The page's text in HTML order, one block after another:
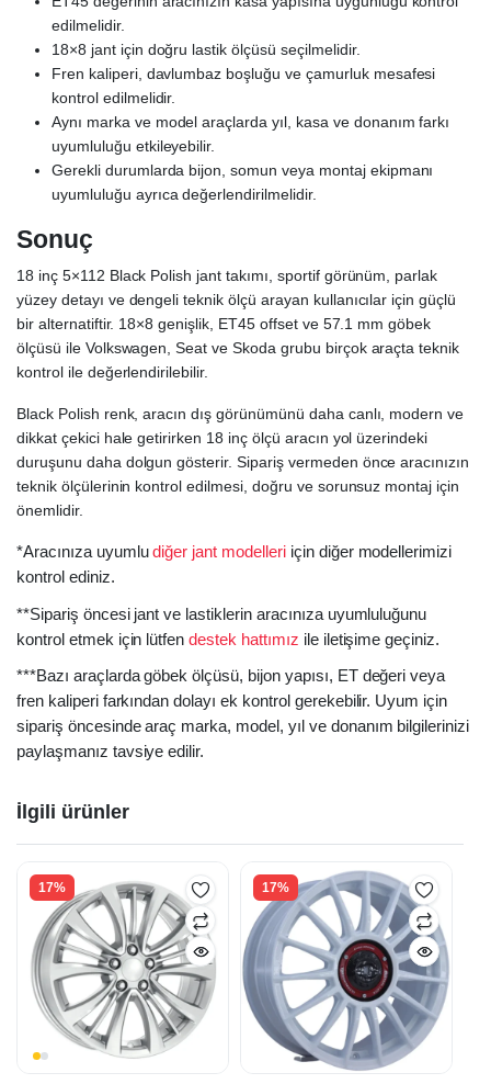
edilmelidir.
18×8 jant için doğru lastik ölçüsü seçilmelidir.
Fren kaliperi, davlumbaz boşluğu ve çamurluk mesafesi
kontrol edilmelidir.
Aynı marka ve model araçlarda yıl, kasa ve donanım farkı
uyumluluğu etkileyebilir.
Gerekli durumlarda bijon, somun veya montaj ekipmanı
uyumluluğu ayrıca değerlendirilmelidir.
Sonuç
18 inç 5×112 Black Polish jant takımı, sportif görünüm, parlak
yüzey detayı ve dengeli teknik ölçü arayan kullanıcılar için güçlü
bir alternatiftir. 18×8 genişlik, ET45 offset ve 57.1 mm göbek
ölçüsü ile Volkswagen, Seat ve Skoda grubu birçok araçta teknik
kontrol ile değerlendirilebilir.
Black Polish renk, aracın dış görünümünü daha canlı, modern ve
dikkat çekici hale getirirken 18 inç ölçü aracın yol üzerindeki
duruşunu daha dolgun gösterir. Sipariş vermeden önce aracınızın
teknik ölçülerinin kontrol edilmesi, doğru ve sorunsuz montaj için
önemlidir.
*Aracınıza uyumludiğer jant modelleriiçin diğer modellerimizi
kontrol ediniz.
**Sipariş öncesi jant ve lastiklerin aracınıza uyumluluğunu
kontrol etmek için lütfendestek hattımız ile iletişime geçiniz.
***Bazı araçlarda göbek ölçüsü, bijon yapısı, ET değeri veya
fren kaliperi farkından dolayı ek kontrol gerekebilir. Uyum için
sipariş öncesinde araç marka, model, yıl ve donanım bilgilerinizi
paylaşmanız tavsiye edilir.
İlgili ürünler
17% 17%